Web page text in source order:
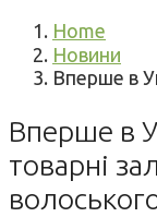
Home
Новини
Вперше в
Вперше в
товарні